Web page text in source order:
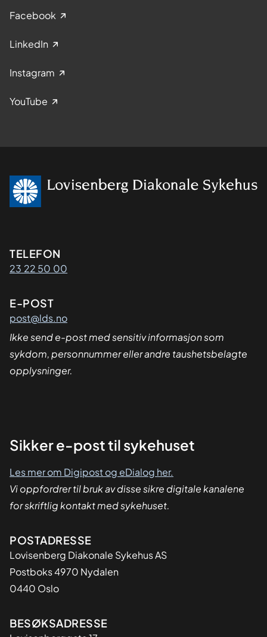
Facebook
LinkedIn
Instagram
YouTube
Kontaktinformasjon
TELEFON
23 22 50 00
E-POST
post@lds.no
Ikke send e-post med sensitiv informasjon som
sykdom, personnummer eller andre taushetsbelagte
opplysninger.
Sikker
Sikker e-post til sykehuset
Les mer om Digipost og eDialog her.
Vi oppfordrer til bruk av disse sikre digitale kanalene
for skriftlig kontakt med sykehuset.
Adresse
POSTADRESSE
Lovisenberg Diakonale Sykehus AS
Postboks 4970 Nydalen
0440 Oslo
BESØKSADRESSE